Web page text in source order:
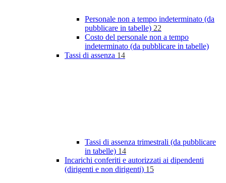
Personale non a tempo indeterminato (da
pubblicare in tabelle) 22
Costo del personale non a tempo
indeterminato (da pubblicare in tabelle)
Tassi di assenza 14
Tassi di assenza trimestrali (da pubblicare
in tabelle) 14
Incarichi conferiti e autorizzati ai dipendenti
(dirigenti e non dirigenti) 15